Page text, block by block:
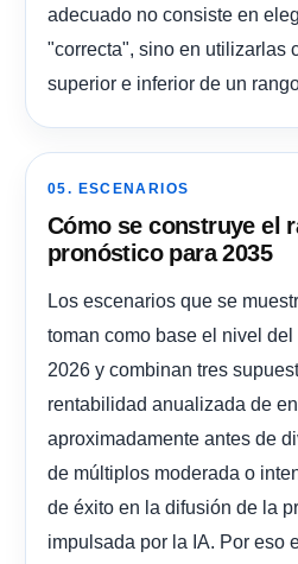
adecuado no consiste en
"correcta", sino en utilizarlas
superior e inferior de un
05. ESCENARIOS
Cómo se construye el
pronóstico para 2035
Los escenarios que se
toman como base el nivel
2026 y combinan tres
rentabilidad anualizada de
aproximadamente antes de
de múltiplos moderada o
de éxito en la difusión de la
impulsada por la IA. Por eso